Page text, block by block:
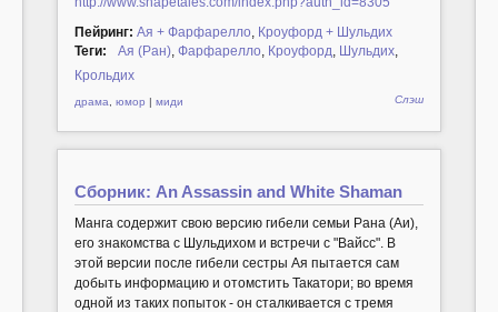
Пейринг: Ая + Фарфарелло Кроуфорд + Шульдих
Теги:
Ая (Ран) Фарфарелло Кроуфорд Шульдих
Крольдих
драма юмор | миди Слэш
Сборник: An Assassin and White Shaman
Манга содержит свою версию гибели семьи Рана (Аи),
его знакомства с Шульдихом и встречи с "Вайсс". В
этой версии после гибели сестры Ая пытается сам
добыть информацию и отомстить Такатори; во время
одной из таких попыток - он сталкивается с тремя